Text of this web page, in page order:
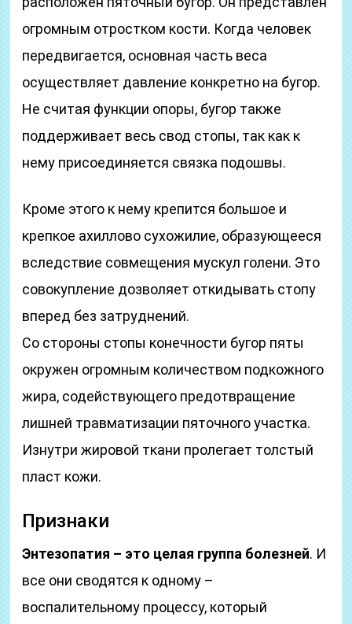
огромным отростком кости. Когда человек
передвигается, основная часть веса
осуществляет давление конкретно на бугор.
Не считая функции опоры, бугор также
поддерживает весь свод стопы, так как к
нему присоединяется связка подошвы.
Кроме этого к нему крепится большое и
крепкое ахиллово сухожилие, образующееся
вследствие совмещения мускул голени. Это
совокупление дозволяет откидывать стопу
вперед без затруднений.
Со стороны стопы конечности бугор пяты
окружен огромным количеством подкожного
жира, содействующего предотвращение
лишней травматизации пяточного участка.
Изнутри жировой ткани пролегает толстый
пласт кожи.
Признаки
Энтезопатия – это целая группа болезней. И
все они сводятся к одному –
воспалительному процессу, который